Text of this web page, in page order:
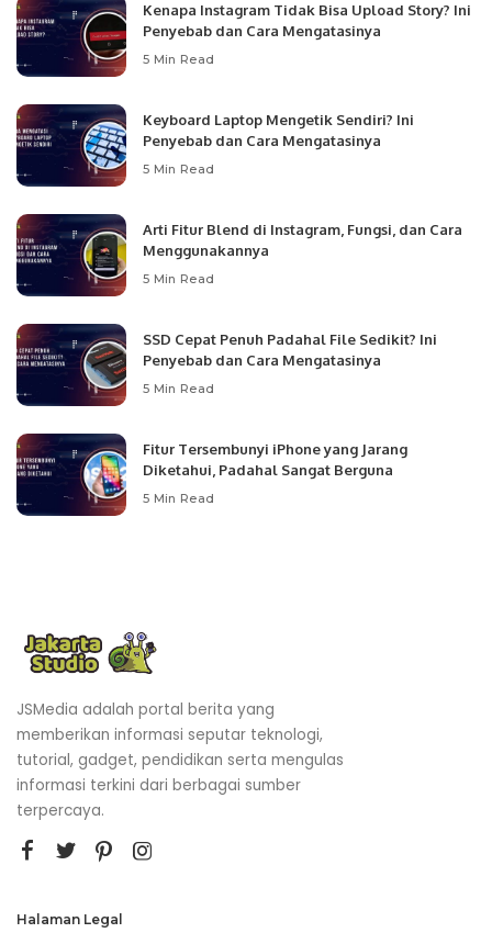
Kenapa Instagram Tidak Bisa Upload Story? Ini
Penyebab dan Cara Mengatasinya
5 Min Read
Keyboard Laptop Mengetik Sendiri? Ini
Penyebab dan Cara Mengatasinya
5 Min Read
Arti Fitur Blend di Instagram, Fungsi, dan Cara
Menggunakannya
5 Min Read
SSD Cepat Penuh Padahal File Sedikit? Ini
Penyebab dan Cara Mengatasinya
5 Min Read
Fitur Tersembunyi iPhone yang Jarang
Diketahui, Padahal Sangat Berguna
5 Min Read
JSMedia adalah portal berita yang
memberikan informasi seputar teknologi,
tutorial, gadget, pendidikan serta mengulas
informasi terkini dari berbagai sumber
terpercaya.
Halaman Legal